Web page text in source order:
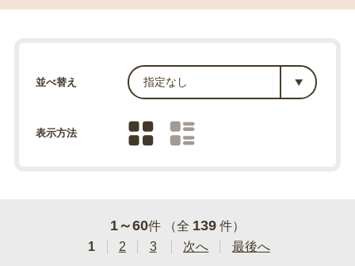
並べ替え
表示方法
1～60件 （全 139 件）
1
2 3 次へ 最後へ